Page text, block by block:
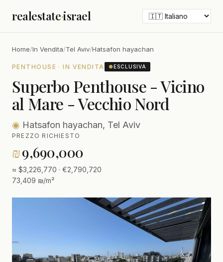
realestate·israel
Home/In Vendita/Tel Aviv/Hatsafon hayachan
PENTHOUSE · IN VENDITA ●ESCLUSIVA
Superbo Penthouse - Vicino
al Mare - Vecchio Nord
◉ Hatsafon hayachan, Tel Aviv
PREZZO RICHIESTO
₪9,690,000
≈ $3,226,770 · €2,790,720
73,409 ₪/m²